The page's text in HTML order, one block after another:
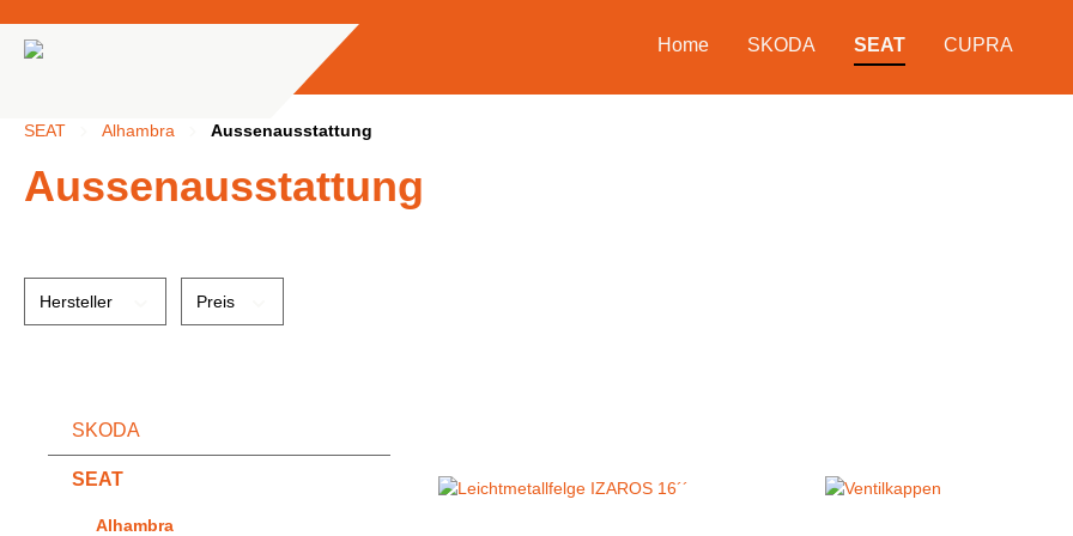
Zur Hauptnavigation springen
Home SKODA SEAT CUPRA
SEAT Alhambra Aussenausstattung
Aussenausstattung
Hersteller Preis
SKODA
SEAT
Alhambra